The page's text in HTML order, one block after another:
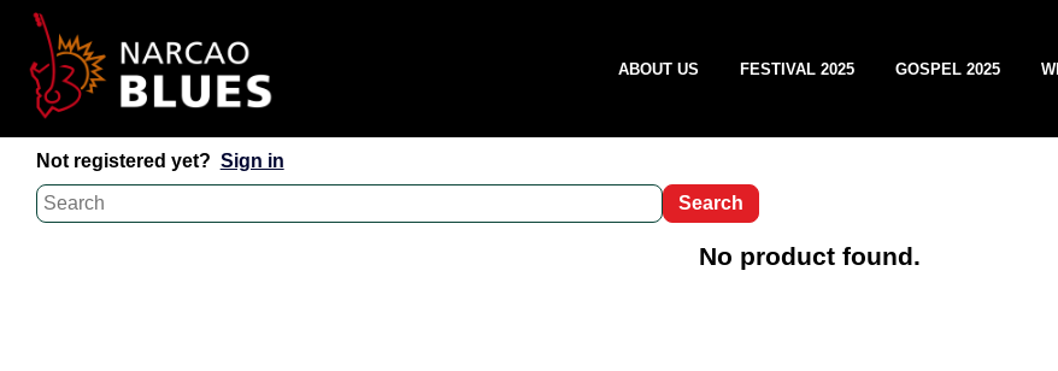
GOSPEL 2025
FESTIVAL 2025
ABOUT US
Not registered yet? Sign in
No product found.